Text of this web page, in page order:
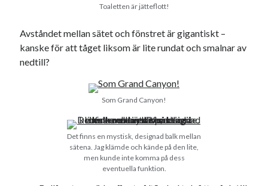
Godisbrödet från himlen
Länkskolan
Lotten som Sommarpratare (i fantasin alltså: grupp på FB)
Vad ska du laga för mat idag? (Recept!)
Flöde för inlägg
Flöde för kommentarer
Toaletten är jätteflott!
Avståndet mellan sätet och fönstret är gigantiskt –
kanske för att tåget liksom är lite rundat och smalnar av
nedtill?
Som Grand Canyon!
Det finns en mystisk, designad balk mellan
sätena. Jag klämde och kände på den lite,
men kunde inte komma på dess
eventuella funktion.